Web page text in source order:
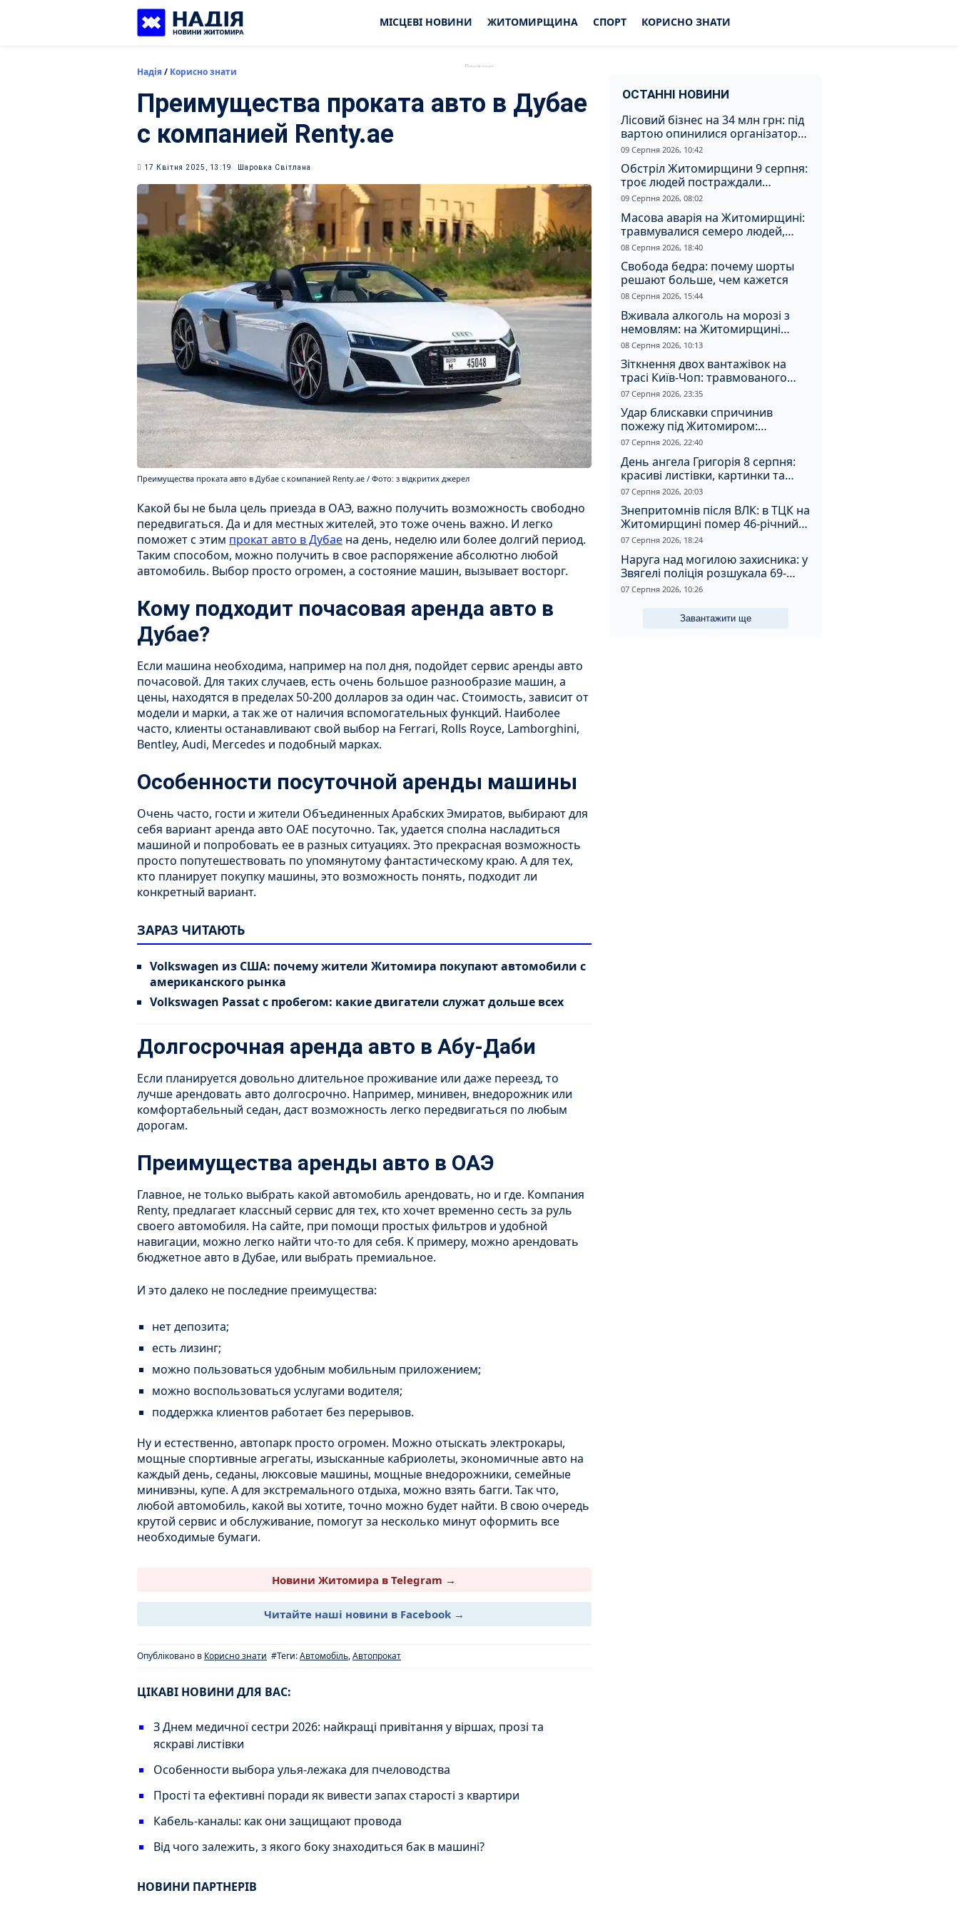
МІСЦЕВІ НОВИНИ ЖИТОМИРЩИНА СПОРТ КОРИСНО ЗНАТИ
Надія/ Корисно знати
Преимущества проката авто в Дубае
с компанией Renty.ae
17 Квітня 2025, 13:19 Шаровка Світлана
Преимущества проката авто в Дубае с компанией Renty.ae / Фото: з відкритих джерел
Какой бы не была цель приезда в ОАЭ, важно получить возможность свободно
передвигаться. Да и для местных жителей, это тоже очень важно. И легко
поможет с этим прокат авто в Дубае на день, неделю или более долгий период.
Таким способом, можно получить в свое распоряжение абсолютно любой
автомобиль. Выбор просто огромен, а состояние машин, вызывает восторг.
Кому подходит почасовая аренда авто в
Дубае?
Если машина необходима, например на пол дня, подойдет сервис аренды авто
почасовой. Для таких случаев, есть очень большое разнообразие машин, а
цены, находятся в пределах 50-200 долларов за один час. Стоимость, зависит от
модели и марки, а так же от наличия вспомогательных функций. Наиболее
часто, клиенты останавливают свой выбор на Ferrari, Rolls Royce, Lamborghini,
Bentley, Audi, Mercedes и подобный марках.
Особенности посуточной аренды машины
Очень часто, гости и жители Объединенных Арабских Эмиратов, выбирают для
себя вариант аренда авто ОАЕ посуточно. Так, удается сполна насладиться
машиной и попробовать ее в разных ситуациях. Это прекрасная возможность
просто попутешествовать по упомянутому фантастическому краю. А для тех,
кто планирует покупку машины, это возможность понять, подходит ли
конкретный вариант.
ЗАРАЗ ЧИТАЮТЬ
Volkswagen из США: почему жители Житомира покупают автомобили с
американского рынка
Volkswagen Passat с пробегом: какие двигатели служат дольше всех
Долгосрочная аренда авто в Абу-Даби
Если планируется довольно длительное проживание или даже переезд, то
лучше арендовать авто долгосрочно. Например, минивен, внедорожник или
комфортабельный седан, даст возможность легко передвигаться по любым
дорогам.
Преимущества аренды авто в ОАЭ
Главное, не только выбрать какой автомобиль арендовать, но и где. Компания
Renty, предлагает классный сервис для тех, кто хочет временно сесть за руль
своего автомобиля. На сайте, при помощи простых фильтров и удобной
навигации, можно легко найти что-то для себя. К примеру, можно арендовать
бюджетное авто в Дубае, или выбрать премиальное.
И это далеко не последние преимущества:
нет депозита;
есть лизинг;
можно пользоваться удобным мобильным приложением;
можно воспользоваться услугами водителя;
поддержка клиентов работает без перерывов.
Ну и естественно, автопарк просто огромен. Можно отыскать электрокары,
мощные спортивные агрегаты, изысканные кабриолеты, экономичные авто на
каждый день, седаны, люксовые машины, мощные внедорожники, семейные
минивэны, купе. А для экстремального отдыха, можно взять багги. Так что,
любой автомобиль, какой вы хотите, точно можно будет найти. В свою очередь
крутой сервис и обслуживание, помогут за несколько минут оформить все
необходимые бумаги.
Новини Житомира в Telegram →
Читайте наші новини в Facebook →
Опубліковано в Корисно знати #Теги:Автомобіль,Автопрокат
ЦІКАВІ НОВИНИ ДЛЯ ВАС:
З Днем медичної сестри 2026: найкращі привітання у віршах, прозі та
яскраві листівки
Особенности выбора улья-лежака для пчеловодства
Прості та ефективні поради як вивести запах старості з квартири
Кабель-каналы: как они защищают провода
Від чого залежить, з якого боку знаходиться бак в машині?
НОВИНИ ПАРТНЕРІВ
ОСТАННІ НОВИНИ
Лісовий бізнес на 34 млн грн: під
вартою опинилися організатори
незаконної вирубки на
Житомирщині
09 Серпня 2026, 10:42
Обстріл Житомирщини 9 серпня:
троє людей постраждали
внаслідок атаки
09 Серпня 2026, 08:02
Масова аварія на Житомирщині:
травмувалися семеро людей,
серед них діти
08 Серпня 2026, 18:40
Свобода бедра: почему шорты
решают больше, чем кажется
08 Серпня 2026, 15:44
Вживала алкоголь на морозі з
немовлям: на Житомирщині
засудили матір, через яку дитина
отримала обмороження
08 Серпня 2026, 10:13
Зіткнення двох вантажівок на
трасі Київ-Чоп: травмованого
водія забрали до лікарні
07 Серпня 2026, 23:35
Удар блискавки спричинив
пожежу під Житомиром:
рятувальники витягли з вогню
07 Серпня 2026, 22:40
День ангела Григорія 8 серпня:
красиві листівки, картинки та
душевні привітання
07 Серпня 2026, 20:03
Знепритомнів після ВЛК: в ТЦК на
Житомирщині помер 46-річний
чоловік
07 Серпня 2026, 18:24
Наруга над могилою захисника: у
Звягелі поліція розшукала 69-
річного зловмисника
07 Серпня 2026, 10:26
Завантажити ще